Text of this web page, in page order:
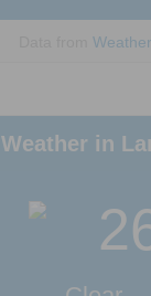
Weather in